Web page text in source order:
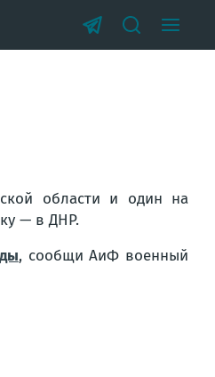
области и один на
— в ДНР.
, сообщи АиФ военный